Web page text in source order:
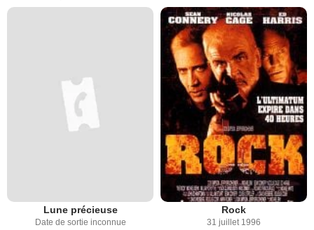
Lune précieuse
Date de sortie inconnue
Rock
31 juillet 1996